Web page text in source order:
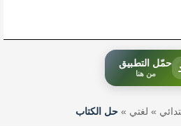
حمّل التطبيق
من هنا
» لغتي » حل الكتاب